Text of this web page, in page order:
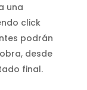
una
click
podrán
desde
final.